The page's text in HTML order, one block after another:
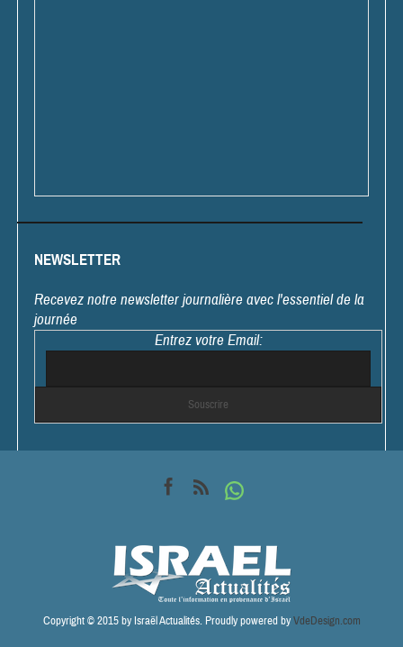
NEWSLETTER
Recevez notre newsletter journalière avec l'essentiel de la
journée
Entrez votre Email:
Copyright © 2015 by Israël Actualités. Proudly powered byVdeDesign.com